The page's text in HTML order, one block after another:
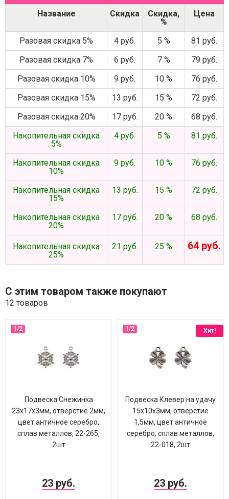
Название Скидка
Скидка,
%
Цена
Разовая скидка 5% 4 руб. 5 %
81 руб.
Разовая скидка 7%
6 руб. 7 %
79 руб.
Разовая скидка 10%
9 руб. 10 %
76 руб.
Разовая скидка 15%
13 руб. 15 %
72 руб.
Разовая скидка 20%
17 руб. 20 %
68 руб.
Накопительная скидка
5%
4 руб. 5 % 81 руб.
Накопительная скидка
10%
9 руб. 10 % 76 руб.
Накопительная скидка
15%
13 руб. 15 % 72 руб.
Накопительная скидка
20%
17 руб. 20 % 68 руб.
Накопительная скидка
25%
21 руб. 25 % 64 руб.
С этим товаром также покупают
12 товаров
Подвеска Снежинка
23х17х3мм, отверстие 2мм,
цвет античное серебро,
сплав металлов, 22-265,
2шт
23 руб.
Хит!
Подвеска Клевер на удачу
15х10х3мм, отверстие
1,5мм, цвет античное
серебро, сплав металлов,
22-018, 2шт
23 руб.